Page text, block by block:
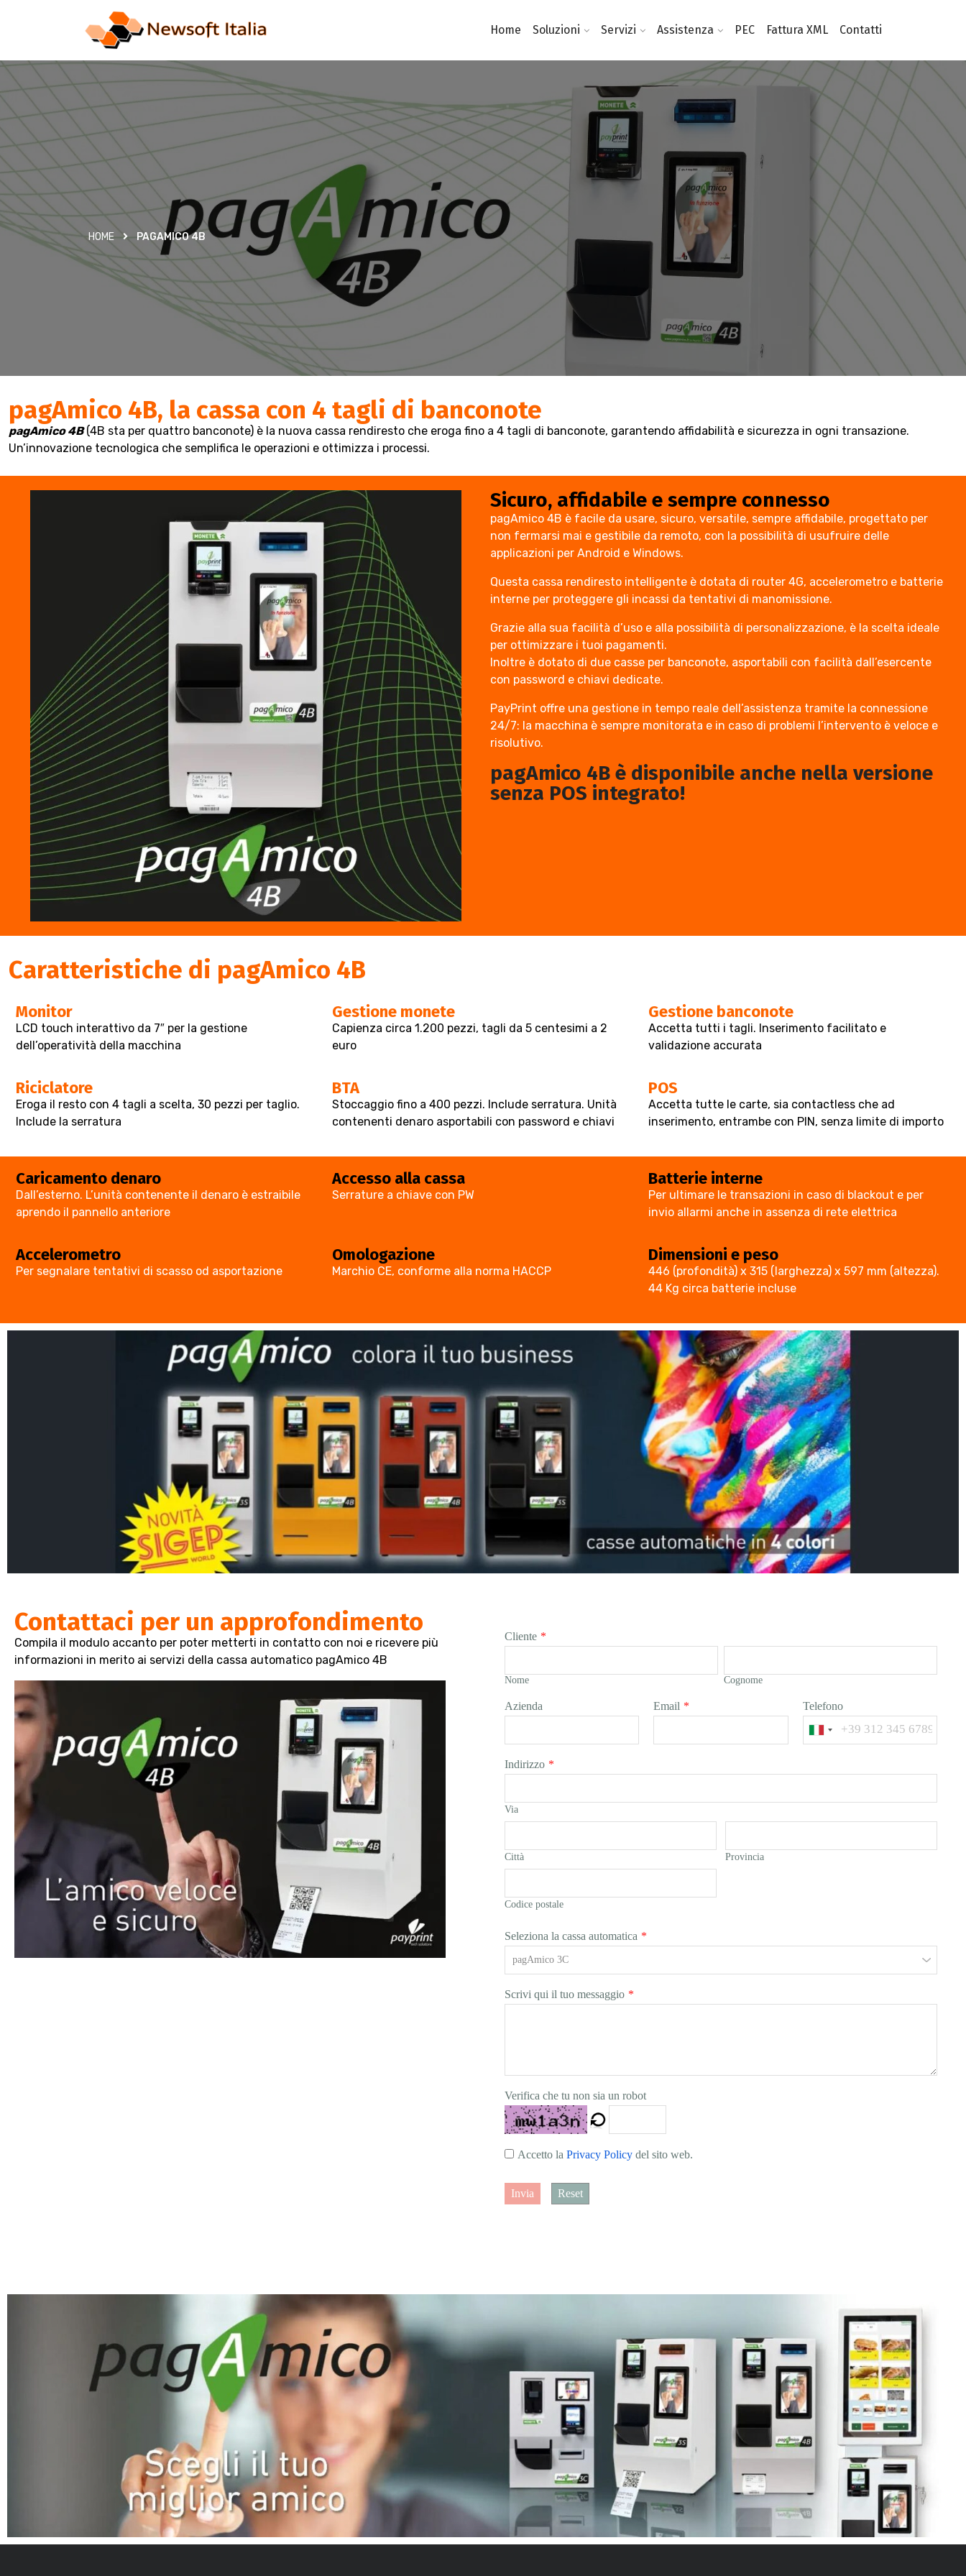
Home Soluzioni Servizi Assistenza PEC Fattura XML Contatti
HOME PAGAMICO 4B
pagAmico 4B, la cassa con 4 tagli di banconote
pagAmico 4B(4B sta per quattro banconote) è la nuova cassa rendiresto che eroga fino a 4 tagli di banconote, garantendo affidabilità e sicurezza in ogni transazione.
Un’innovazione tecnologica che semplifica le operazioni e ottimizza i processi.
Sicuro, affidabile e sempre connesso
pagAmico 4B è facile da usare, sicuro, versatile, sempre affidabile, progettato per
non fermarsi mai e gestibile da remoto, con la possibilità di usufruire delle
applicazioni per Android e Windows.
Questa cassa rendiresto intelligente è dotata di router 4G, accelerometro e batterie
interne per proteggere gli incassi da tentativi di manomissione.
Grazie alla sua facilità d’uso e alla possibilità di personalizzazione, è la scelta ideale
per ottimizzare i tuoi pagamenti.
Inoltre è dotato di due casse per banconote, asportabili con facilità dall’esercente
con password e chiavi dedicate.
PayPrint offre una gestione in tempo reale dell’assistenza tramite la connessione
24/7: la macchina è sempre monitorata e in caso di problemi l’intervento è veloce e
risolutivo.
pagAmico 4B è disponibile anche nella versione
senza POS integrato!
Caratteristiche di pagAmico 4B
Monitor
LCD touch interattivo da 7″ per la gestione
dell’operatività della macchina
Gestione monete
Capienza circa 1.200 pezzi, tagli da 5 centesimi a 2
euro
Gestione banconote
Accetta tutti i tagli. Inserimento facilitato e
validazione accurata
Riciclatore
Eroga il resto con 4 tagli a scelta, 30 pezzi per taglio.
Include la serratura
BTA
Stoccaggio fino a 400 pezzi. Include serratura. Unità
contenenti denaro asportabili con password e chiavi
POS
Accetta tutte le carte, sia contactless che ad
inserimento, entrambe con PIN, senza limite di importo
Caricamento denaro
Dall’esterno. L’unità contenente il denaro è estraibile
aprendo il pannello anteriore
Accesso alla cassa
Serrature a chiave con PW
Batterie interne
Per ultimare le transazioni in caso di blackout e per
invio allarmi anche in assenza di rete elettrica
Accelerometro
Per segnalare tentativi di scasso od asportazione
Omologazione
Marchio CE, conforme alla norma HACCP
Dimensioni e peso
446 (profondità) x 315 (larghezza) x 597 mm (altezza).
44 Kg circa batterie incluse
Contattaci per un approfondimento
Compila il modulo accanto per poter metterti in contatto con noi e ricevere più
informazioni in merito ai servizi della cassa automatico pagAmico 4B
Cliente *
Nome Cognome
Azienda Email * Telefono
Indirizzo *
Via
Città Provincia
Codice postale
Seleziona la cassa automatica *
Scrivi qui il tuo messaggio *
Verifica che tu non sia un robot
Accetto la Privacy Policy del sito web.
Invia Reset